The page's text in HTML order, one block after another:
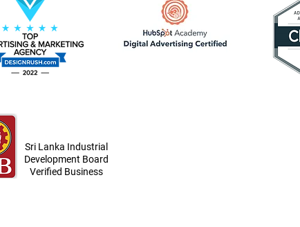
Sri Lanka Industrial
Development Board
Verified Business